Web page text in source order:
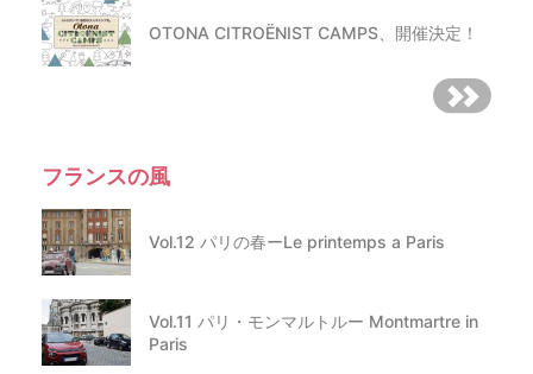
OTONA CITROËNIST CAMPS、開催決定！
フランスの風
Vol.12 パリの春ーLe printemps a Paris
Vol.11 パリ・モンマルトルー Montmartre in
Paris